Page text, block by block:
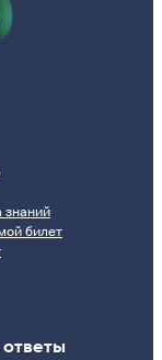
знаний
билет